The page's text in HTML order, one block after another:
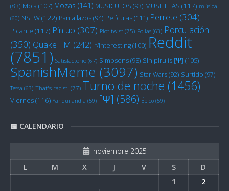
(83) Mola (107) Mozas (141) MUSICULOS (93) MUSITETAS (117) música
(60) NSFW(122) Pantallazos(94) Películas(111) Perrete (304)
Picante (117) Pin up (307) Plot twist (75) Pollas (63) Porculación
(350) Quake FM (242) r/Interesting(100) Reddit
(7851) Satisfactorio (67) Simpsons(98) Sin pirulís [Ψ] (105)
SpanishMeme (3097) Star Wars(92) Surtido (97)
Tessa (63) That's racist! (77) Turno de noche (1456)
Viernes(116) Yanquilandia (59) [Ψ] (586) Épico (59)
📅 CALENDARIO
noviembre 2025
L
M X J V S
D
1
2